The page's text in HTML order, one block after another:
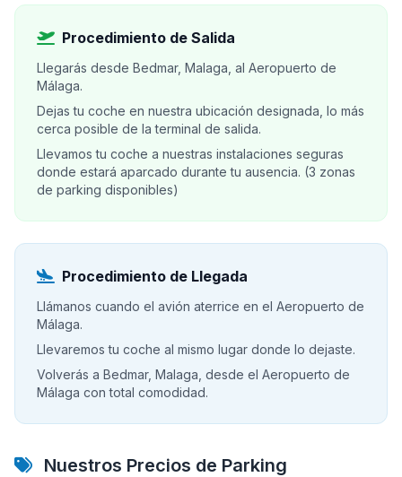
Procedimiento de Salida
Llegarás desde Bedmar, Malaga, al Aeropuerto de
Málaga.
Dejas tu coche en nuestra ubicación designada, lo más
cerca posible de la terminal de salida.
Llevamos tu coche a nuestras instalaciones seguras
donde estará aparcado durante tu ausencia. (3 zonas
de parking disponibles)
Procedimiento de Llegada
Llámanos cuando el avión aterrice en el Aeropuerto de
Málaga.
Llevaremos tu coche al mismo lugar donde lo dejaste.
Volverás a Bedmar, Malaga, desde el Aeropuerto de
Málaga con total comodidad.
Nuestros Precios de Parking